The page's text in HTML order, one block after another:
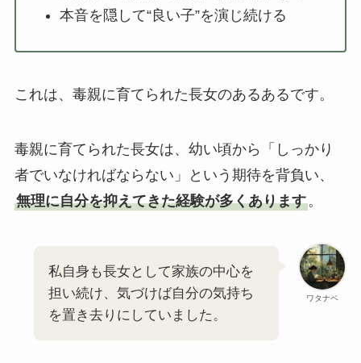
本音を隠して“良い子”を演じ続ける
これは、毒親に育てられた長女のあるあるです。
毒親に育てられた長女は、幼い頃から「しっかり
者でいなければならない」という期待を背負い、
無理に自分を抑えてきた経験が多くあります。
ワタナベ
私自身も長女として家族の中心を
担い続け、気づけば自分の気持ち
を置き去りにしていました。